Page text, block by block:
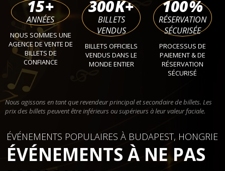
15+
ANNÉES
NOUS SOMMES UNE
AGENCE DE VENTE DE
BILLETS DE
CONFIANCE
300K+
BILLETS
VENDUS
BILLETS OFFICIELS
VENDUS DANS LE
MONDE ENTIER
100%
RÉSERVATION
SÉCURISÉE
PROCESSUS DE
PAIEMENT & DE
RÉSERVATION
SÉCURISÉ
Nous agissons en tant que revendeur principal et secondaire de billets. Les
prix des billets peuvent être inférieurs ou supérieurs à leur valeur faciale.
ÉVÉNEMENTS POPULAIRES À BUDAPEST, HONGRIE
ÉVÉNEMENTS À NE PAS